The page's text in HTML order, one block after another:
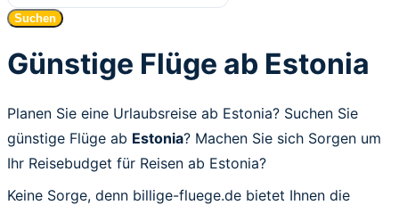
Suchen
Günstige Flüge ab Estonia
Planen Sie eine Urlaubsreise ab Estonia? Suchen Sie
günstige Flüge ab Estonia? Machen Sie sich Sorgen um
Ihr Reisebudget für Reisen ab Estonia?
Keine Sorge, denn billige-fluege.de bietet Ihnen die